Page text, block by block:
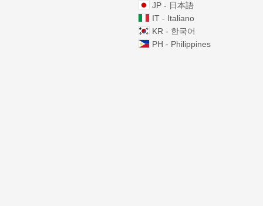
JP - 日本語
IT - Italiano
KR - 한국어
PH - Philippines